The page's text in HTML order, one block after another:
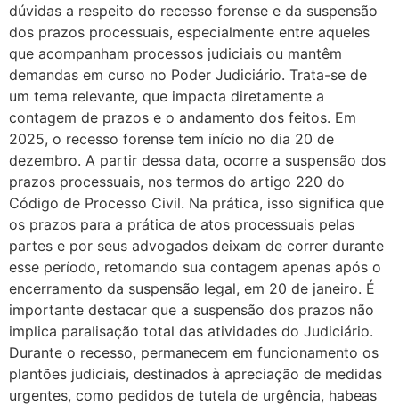
dúvidas a respeito do recesso forense e da suspensão
dos prazos processuais, especialmente entre aqueles
que acompanham processos judiciais ou mantêm
demandas em curso no Poder Judiciário. Trata-se de
um tema relevante, que impacta diretamente a
contagem de prazos e o andamento dos feitos. Em
2025, o recesso forense tem início no dia 20 de
dezembro. A partir dessa data, ocorre a suspensão dos
prazos processuais, nos termos do artigo 220 do
Código de Processo Civil. Na prática, isso significa que
os prazos para a prática de atos processuais pelas
partes e por seus advogados deixam de correr durante
esse período, retomando sua contagem apenas após o
encerramento da suspensão legal, em 20 de janeiro. É
importante destacar que a suspensão dos prazos não
implica paralisação total das atividades do Judiciário.
Durante o recesso, permanecem em funcionamento os
plantões judiciais, destinados à apreciação de medidas
urgentes, como pedidos de tutela de urgência, habeas